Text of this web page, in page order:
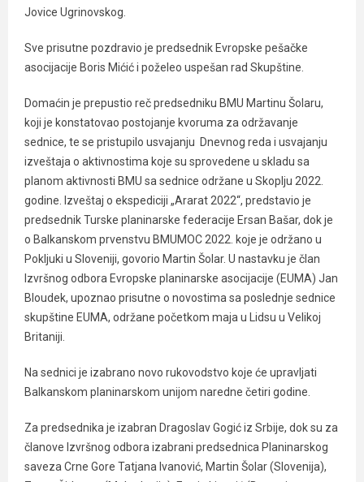
Jovice Ugrinovskog.
Sve prisutne pozdravio je predsednik Evropske pešačke
asocijacije Boris Mićić i poželeo uspešan rad Skupštine.
Domaćin je prepustio reč predsedniku BMU Martinu Šolaru,
koji je konstatovao postojanje kvoruma za održavanje
sednice, te se pristupilo usvajanju Dnevnog reda i usvajanju
izveštaja o aktivnostima koje su sprovedene u skladu sa
planom aktivnosti BMU sa sednice održane u Skoplju 2022.
godine. Izveštaj o ekspediciji „Ararat 2022“, predstavio je
predsednik Turske planinarske federacije Ersan Bašar, dok je
o Balkanskom prvenstvu BMUMOC 2022. koje je održano u
Pokljuki u Sloveniji, govorio Martin Šolar. U nastavku je član
Izvršnog odbora Evropske planinarske asocijacije (EUMA) Jan
Bloudek, upoznao prisutne o novostima sa poslednje sednice
skupštine EUMA, održane početkom maja u Lidsu u Velikoj
Britaniji.
Na sednici je izabrano novo rukovodstvo koje će upravljati
Balkanskom planinarskom unijom naredne četiri godine.
Za predsednika je izabran Dragoslav Gogić iz Srbije, dok su za
članove Izvršnog odbora izabrani predsednica Planinarskog
saveza Crne Gore Tatjana Ivanović, Martin Šolar (Slovenija),